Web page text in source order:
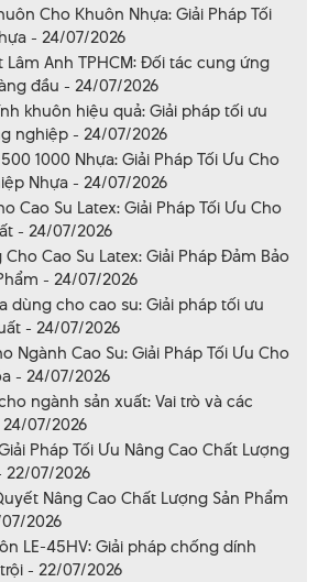
Cho Khuôn Nhựa: Giải Pháp Tối
- 24/07/2026
Anh TPHCM: Đối tác cung ứng
đầu - 24/07/2026
khuôn hiệu quả: Giải pháp tối ưu
nghiệp - 24/07/2026
1000 Nhựa: Giải Pháp Tối Ưu Cho
Nhựa - 24/07/2026
Cao Su Latex: Giải Pháp Tối Ưu Cho
- 24/07/2026
Cao Su Latex: Giải Pháp Đảm Bảo
- 24/07/2026
dùng cho cao su: Giải pháp tối ưu
- 24/07/2026
Ngành Cao Su: Giải Pháp Tối Ưu Cho
- 24/07/2026
ngành sản xuất: Vai trò và các
07/2026
Pháp Tối Ưu Nâng Cao Chất Lượng
22/07/2026
Nâng Cao Chất Lượng Sản Phẩm
2026
LE-45HV: Giải pháp chống dính
- 22/07/2026